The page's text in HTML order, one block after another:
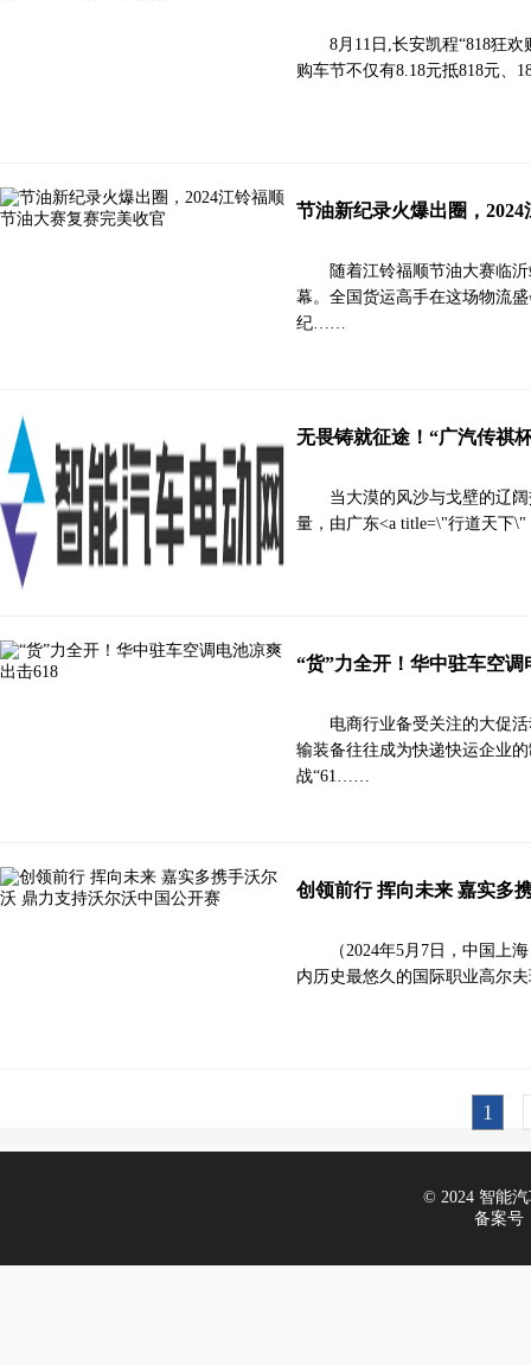
8月11日,长安凯程“818狂
购车节不仅有8.18元抵818元
节油新纪录火爆出圈，
随着江铃福顺节油大赛临
幕。全国货运高手在这场物流
纪……
无畏铸就征途！“广汽传祺
当大漠的风沙与戈壁的辽
量，由广东<a title=\"行道天下
“货”力全开！华中驻车空调
电商行业备受关注的大促
输装备往往成为快递快运企业
战“61……
创领前行 挥向未来 嘉实多
（2024年5月7日，中国上
内历史最悠久的国际职业高尔
1
© 2024 智能汽
备案号